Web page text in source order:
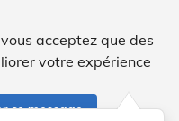
acceptez que des
votre expérience
ce message